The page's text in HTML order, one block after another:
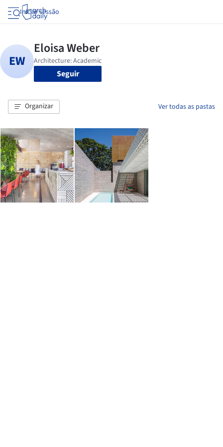
Iniciar sessão
Seguir
Organizar Ver todas as pastas